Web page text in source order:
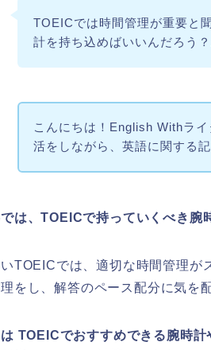
TOEICでは時間管理が重要と
計を持ち込めばいいんだろう
こんにちは！English Withラ
活をしながら、英語に関する
は、TOEICで持っていくべき腕
TOEICでは、適切な時間管理
をし、解答のペース配分に気を
TOEICでおすすめできる腕時